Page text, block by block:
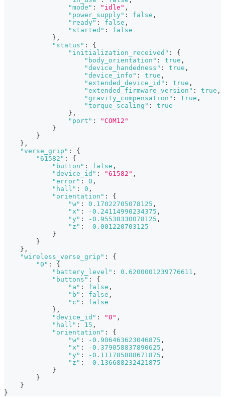
"mode" : "idle" ,
"power_supply" : false ,
"ready" : false ,
"started" :
false
} ,
"status" :
{
"initialization_received" :
{
"body_orientation" : true ,
"device_handedness" : true ,
"device_info" : true ,
"extended_device_id" : true ,
"extended_firmware_version" : true ,
"gravity_compensation" : true ,
"torque_scaling" :
true
} ,
"port" :
"COM12"
}
}
} ,
"verse_grip" :
{
"61582" :
{
"button" : false ,
"device_id" : "61582" ,
"error" : 0 ,
"hall" : 0 ,
"orientation" :
{
"w" : 0.17022705078125 ,
"x" : -0.24114990234375 ,
"y" : -0.95538330078125 ,
"z" :
-0.001220703125
}
}
} ,
"wireless_verse_grip" :
{
"0" :
{
"battery_level" : 0.6200001239776611 ,
"buttons" :
{
"a" : false ,
"b" : false ,
"c" :
false
} ,
"device_id" : "0" ,
"hall" : 15 ,
"orientation" :
{
"w" : -0.906463623046875 ,
"x" : -0.379058837890625 ,
"y" : -0.111785888671875 ,
"z" :
-0.136688232421875
}
}
}
}